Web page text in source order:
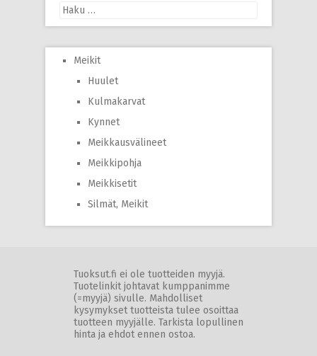
Haku:
Meikit
Huulet
Kulmakarvat
Kynnet
Meikkausvälineet
Meikkipohja
Meikkisetit
Silmät, Meikit
Tuoksut.fi ei ole tuotteiden myyjä.
Tuotelinkit johtavat kumppanimme
(=myyjä) sivulle. Mahdolliset
kysymykset tuotteista tulee osoittaa
tuotteen myyjälle. Tarkista lopullinen
hinta ja ehdot ennen ostoa.